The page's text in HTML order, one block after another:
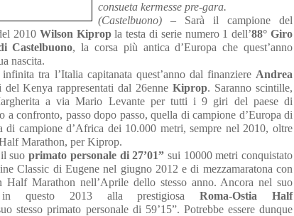
consueta kermesse pre-gara.
(Castelbuono) – Sarà il campione del
2010 Wilson Kipropla testa di serie numero 1 dell’88° Giro
Castelbuono, la corsa più antica d’Europa che quest’anno
nascita.
tra l’Italia capitanata quest’anno dal finanziere Andrea
Kenya rappresentati dal 26enneKiprop. Saranno scintille,
a via Mario Levante per tutti i 9 giri del paese di
a confronto, passo dopo passo, quella di campione d’Europa di
campione d’Africa dei 10.000 metri, sempre nel 2010, oltre
Marathon, per Kiprop.
il suoprimato personale di 27’01” sui 10000 metri conquistato
Classic di Eugene nel giugno 2012 e di mezzamaratona con
Half Marathon nell’Aprile dello stesso anno. Ancora nel suo
in questo 2013 alla prestigiosaRoma-Ostia Half
stesso primato personale di 59’15”. Potrebbe essere dunque